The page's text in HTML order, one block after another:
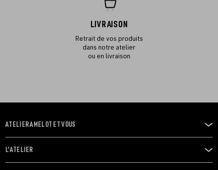
LIVRAISON
Retrait de vos produits
dans notre atelier
ou en livraison
OUVRIR
LE
MENU
ATELIER AMELOT ET VOUS
OUVRIR
LE
L'ATELIER